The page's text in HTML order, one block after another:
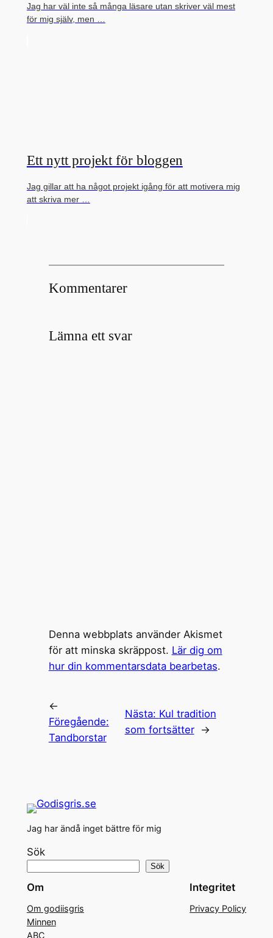
Jag har väl inte så många läsare utan skriver väl mest
för mig själv, men …
Ett nytt projekt för bloggen
Jag gillar att ha något projekt igång för att motivera mig
att skriva mer …
Kommentarer
Lämna ett svar
Denna webbplats använder Akismet
för att minska skräppost. Lär dig om
hur din kommentarsdata bearbetas.
←
Föregående:
Tandborstar
Nästa: Kul tradition
som fortsätter
→
Jag har ändå inget bättre för mig
Sök
Sök
Om
Om godiisgris
Minnen
ABC
Integritet
Privacy Policy